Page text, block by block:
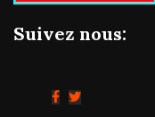
Suivez nous: